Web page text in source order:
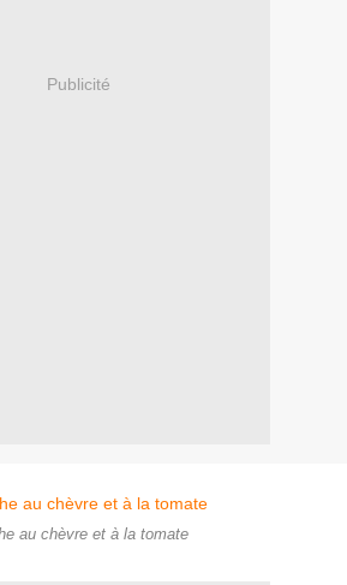
Publicité
au chèvre et à la tomate